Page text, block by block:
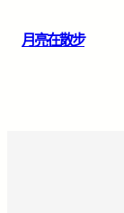
月亮在散步